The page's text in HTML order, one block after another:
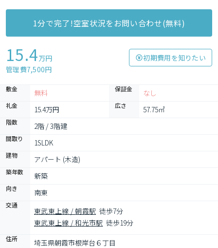
1分で完了!空室状況をお問い合わせ(無料)
15.4万円
管理費7,500円
初期費用を知りたい
敷金 無料 保証金 なし
礼金 15.4万円 広さ 57.75㎡
階数 2階 / 3階建
間取り 1SLDK
建物 アパート (木造)
築年数 新築
向き 南東
交通
東武東上線 / 朝霞駅 徒歩7分
東武東上線 / 和光市駅 徒歩19分
住所 埼玉県朝霞市根岸台６丁目